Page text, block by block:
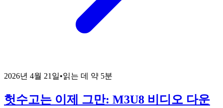
2026년 4월 21일•읽는 데 약 5분
헛수고는 이제 그만: M3U8 비디오 다운